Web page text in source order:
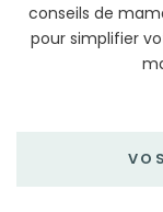
conseils de
pour simplifier